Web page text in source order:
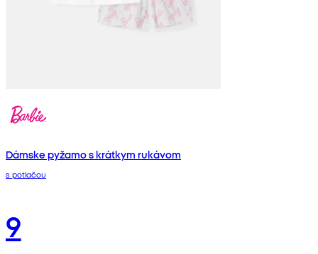
Dámske pyžamo s krátkym rukávom
s potlačou
9